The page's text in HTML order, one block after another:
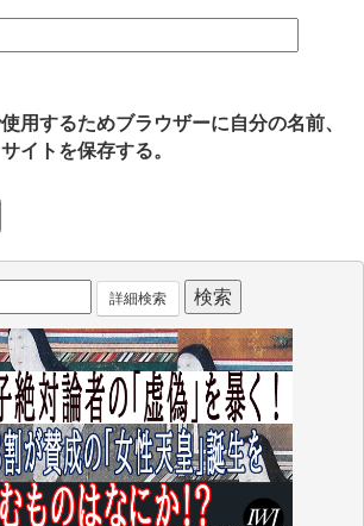
用するためブラウザーに自分の名前、
イトを保存する。
詳細検索